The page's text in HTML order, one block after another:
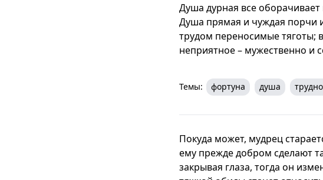
Душа дурная все
Душа прямая и чуждая порчи
трудом переносимые тяготы;
неприятное – мужественно и
Темы: фортуна душа
Покуда может, мудрец
ему прежде добром сделают
закрывая глаза, тогда он